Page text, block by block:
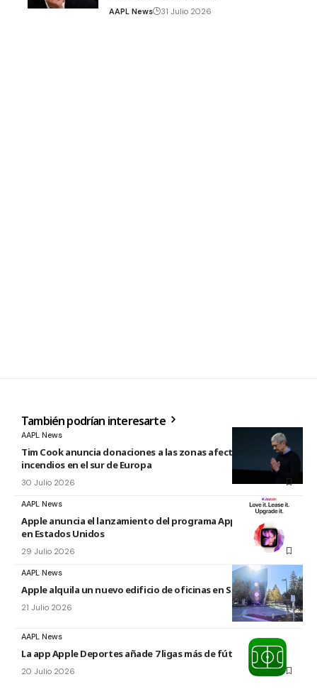
AAPL News 31 Julio 2026
También podrían interesarte
AAPL News
Tim Cook anuncia donaciones a las zonas afectadas por los
incendios en el sur de Europa
30 Julio 2026
AAPL News
Apple anuncia el lanzamiento del programa Apple Upgrade
en Estados Unidos
29 Julio 2026
AAPL News
Apple alquila un nuevo edificio de oficinas en Sunnyvale
21 Julio 2026
AAPL News
La app Apple Deportes añade 7 ligas más de fútbol
20 Julio 2026